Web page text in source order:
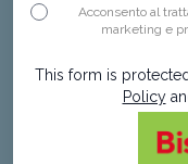
Acconsento al
marketing e
This form is
Policy